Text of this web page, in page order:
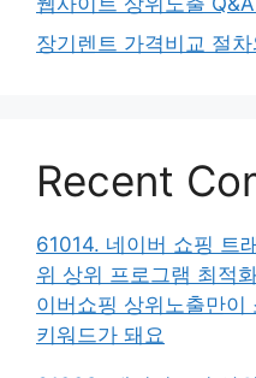
장기렌트 가격비교 절
Recent
61014. 네이버 쇼핑 트
위 상위 프로그램 최적
이버쇼핑 상위노출만이
키워드가 돼요